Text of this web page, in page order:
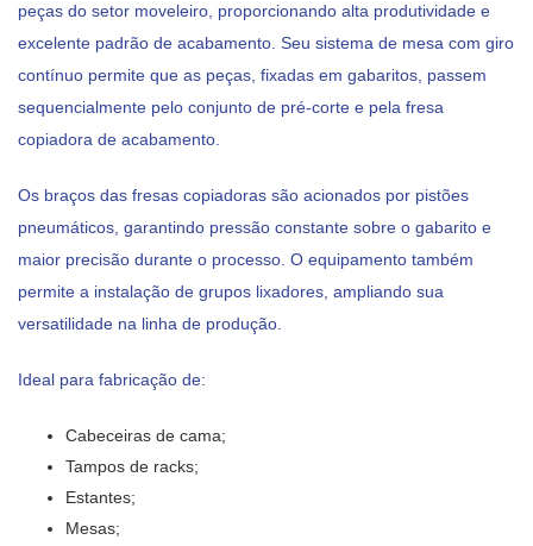
peças do setor moveleiro, proporcionando alta produtividade e
excelente padrão de acabamento. Seu sistema de mesa com giro
contínuo permite que as peças, fixadas em gabaritos, passem
sequencialmente pelo conjunto de pré-corte e pela fresa
copiadora de acabamento.
Os braços das fresas copiadoras são acionados por pistões
pneumáticos, garantindo pressão constante sobre o gabarito e
maior precisão durante o processo. O equipamento também
permite a instalação de grupos lixadores, ampliando sua
versatilidade na linha de produção.
Ideal para fabricação de:
Cabeceiras de cama;
Tampos de racks;
Estantes;
Mesas;